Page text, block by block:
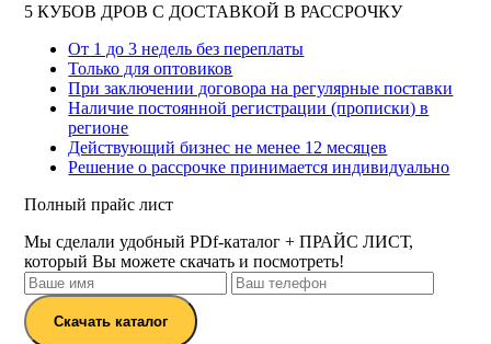
5 КУБОВ ДРОВ С ДОСТАВКОЙ В РАССРОЧКУ
От 1 до 3 недель без переплаты
Только для оптовиков
При заключении договора на регулярные поставки
Наличие постоянной регистрации (прописки) в
регионе
Действующий бизнес не менее 12 месяцев
Решение о рассрочке принимается индивидуально
Полный прайс лист
Мы сделали удобный PDf-каталог + ПРАЙС ЛИСТ,
который Вы можете скачать и посмотреть!
Скачать каталог